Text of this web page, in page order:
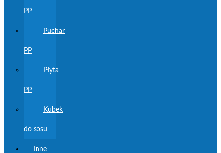
PP
Puchar
PP
Płyta
PP
Kubek
do sosu
Inne